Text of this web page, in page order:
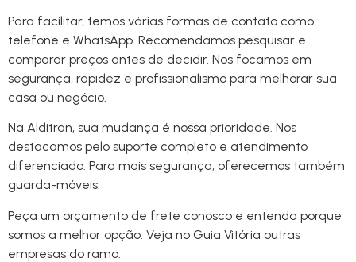
Para facilitar, temos várias formas de contato como
telefone e WhatsApp. Recomendamos pesquisar e
comparar preços antes de decidir. Nos focamos em
segurança, rapidez e profissionalismo para melhorar sua
casa ou negócio.
Na Alditran, sua mudança é nossa prioridade. Nos
destacamos pelo suporte completo e atendimento
diferenciado. Para mais segurança, oferecemos também
guarda-móveis.
Peça um orçamento de frete conosco e entenda porque
somos a melhor opção. Veja no Guia Vitória outras
empresas do ramo.